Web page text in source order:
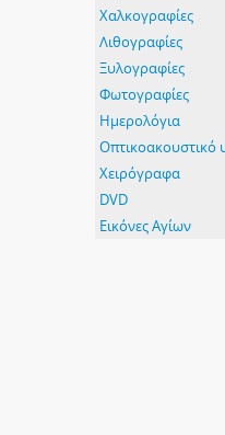
Χαλκογραφίες
Λιθογραφίες
Ξυλογραφίες
Φωτογραφίες
Ημερολόγια
Οπτικοακουστικό
Χειρόγραφα
DVD
Εικόνες Αγίων